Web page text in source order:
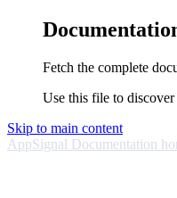
Fetch the complete
Use this file to
Skip to main content
AppSignal Documentation